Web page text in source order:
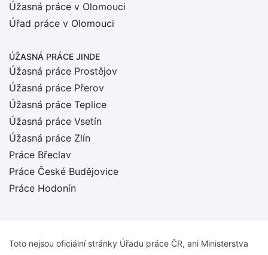
Úžasná práce v Olomouci
Úřad práce v Olomouci
ÚŽASNÁ PRÁCE JINDE
Úžasná práce Prostějov
Úžasná práce Přerov
Úžasná práce Teplice
Úžasná práce Vsetín
Úžasná práce Zlín
Práce Břeclav
Práce České Budějovice
Práce Hodonín
Toto nejsou oficiální stránky Úřadu práce ČR, ani Ministerstva